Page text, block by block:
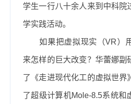
学生一行八十余人来到中科院
学实践活动。
如果把虚拟现实（VR）
来怎样的巨大改变？华蕾娜副
了《走进现代化工的虚拟世界
了超级计算机Mole-8.5系统和